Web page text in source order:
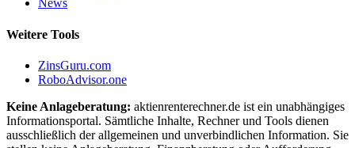
News
Weitere Tools
ZinsGuru.com
RoboAdvisor.one
Keine Anlageberatung: aktienrenterechner.de ist ein unabhängiges
Informationsportal. Sämtliche Inhalte, Rechner und Tools dienen
ausschließlich der allgemeinen und unverbindlichen Information. Sie